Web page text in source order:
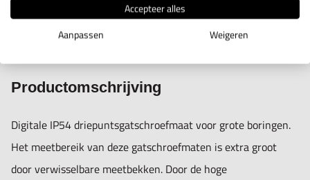
IN WINKELWAGEN
Productomschrijving
Digitale IP54 driepuntsgatschroefmaat voor grote boringen.
Het meetbereik van deze gatschroefmaten is extra groot
door verwisselbare meetbekken. Door de hoge
Accepteer alles
Aanpassen
Weigeren